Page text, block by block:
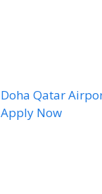
Doha Qatar
Apply Now